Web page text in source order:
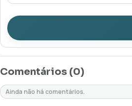
Comentários (0)
Ainda não há comentários.